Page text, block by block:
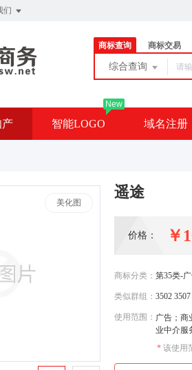
们
商标查询 商标交易
综合查询
产 智能LOGO
New
域名注册
美化图
遥途
价格： ￥
商标分类： 第35类-
类似群组： 3502
使用范围： 广告；商
业中介服
* 该使用